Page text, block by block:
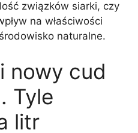
związków siarki, czy
na właściwości
naturalne.
nowy cud
Tyle
litr